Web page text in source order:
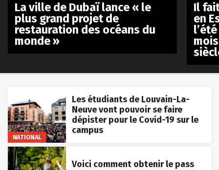
NATIONAL
Les étudiants de Louvain-La-
Neuve vont pouvoir se faire
dépister pour le Covid-19 sur le
campus
Voici comment obtenir le pass
La ville de Dubaï lance « le
plus grand projet de
restauration des océans du
monde »
Il
en